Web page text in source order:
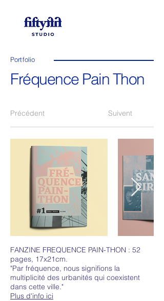
Portfolio
Fréquence Pain Thon
Précédent Suivent
FANZINE FREQUENCE PAIN-THON : 52
pages, 17x21cm.
"Par fréquence, nous signifions la
multiplicité des urbanités qui coexistent
dans cette ville."
​Plus d'info ici